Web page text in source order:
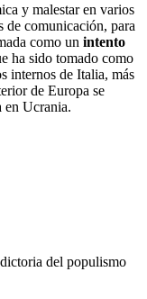
y malestar en varios
de comunicación, para
como un intento
ha sido tomado como
internos de Italia, más
de Europa se
en Ucrania.
del populismo